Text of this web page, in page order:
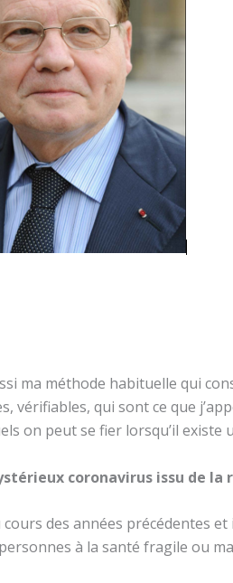
ma méthode habituelle qui
qui sont ce que
on peut se fier lorsqu’il existe
coronavirus issu de la
des années précédentes
à la santé fragile ou